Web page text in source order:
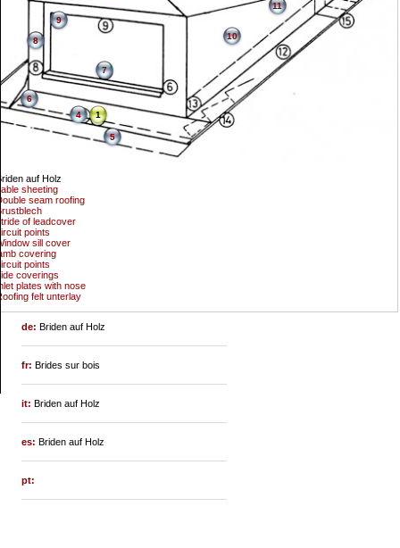
1
auf Holz
sheeting
seam roofing
4
of leadcover
5
points
6
sill cover
7
covering
8
points
9
coverings
10
plates with nose
11
felt unterlay
de: Briden auf Holz
fr: Brides sur bois
it: Briden auf Holz
es: Briden auf Holz
pt: